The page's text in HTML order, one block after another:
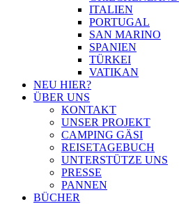
ITALIEN
PORTUGAL
SAN MARINO
SPANIEN
TÜRKEI
VATIKAN
NEU HIER?
ÜBER UNS
KONTAKT
UNSER PROJEKT
CAMPING GÄSI
REISETAGEBUCH
UNTERSTÜTZE UNS
PRESSE
PANNEN
BÜCHER